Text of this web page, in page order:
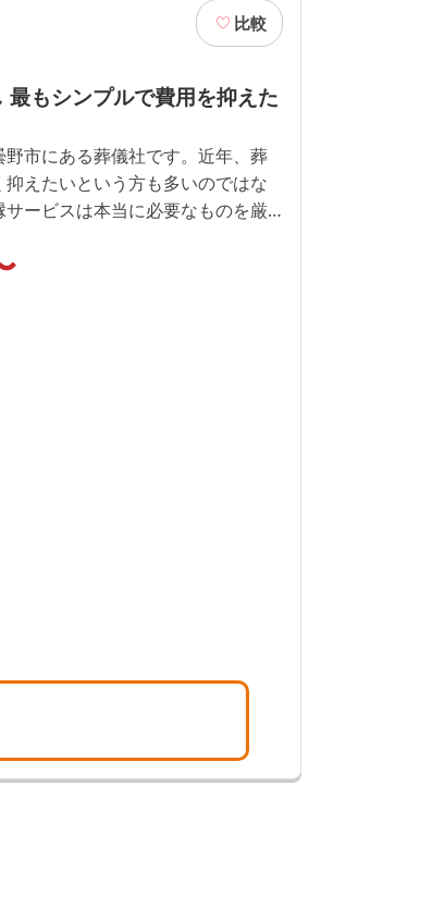
比較
もシンプルで費用を抑えた
市にある葬儀社です。近年、葬
えたいという方も多いのではな
ービスは本当に必要なものを厳
できる葬儀をご提供いたしま
察署案件、生活保護の方の葬儀